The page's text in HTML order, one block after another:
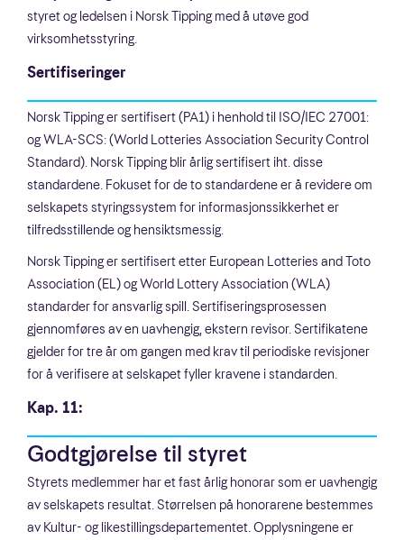
styret og ledelsen i Norsk Tipping med å utøve god
virksomhetsstyring.
Sertifiseringer
Norsk Tipping er sertifisert (PA1) i henhold til ISO/IEC 27001:
og WLA-SCS: (World Lotteries Association Security Control
Standard). Norsk Tipping blir årlig sertifisert iht. disse
standardene. Fokuset for de to standardene er å revidere om
selskapets styringssystem for informasjonssikkerhet er
tilfredsstillende og hensiktsmessig.
Norsk Tipping er sertifisert etter European Lotteries and Toto
Association (EL) og World Lottery Association (WLA)
standarder for ansvarlig spill. Sertifiseringsprosessen
gjennomføres av en uavhengig, ekstern revisor. Sertifikatene
gjelder for tre år om gangen med krav til periodiske revisjoner
for å verifisere at selskapet fyller kravene i standarden.
Kap. 11:
Godtgjørelse til styret
Styrets medlemmer har et fast årlig honorar som er uavhengig
av selskapets resultat. Størrelsen på honorarene bestemmes
av Kultur- og likestillingsdepartementet. Opplysningene er